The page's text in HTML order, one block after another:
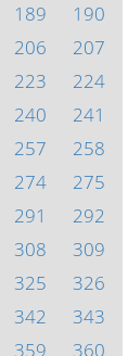
189
190
206
207
223
224
240
241
257
258
274
275
291
292
308
309
325
326
342
343
359 360